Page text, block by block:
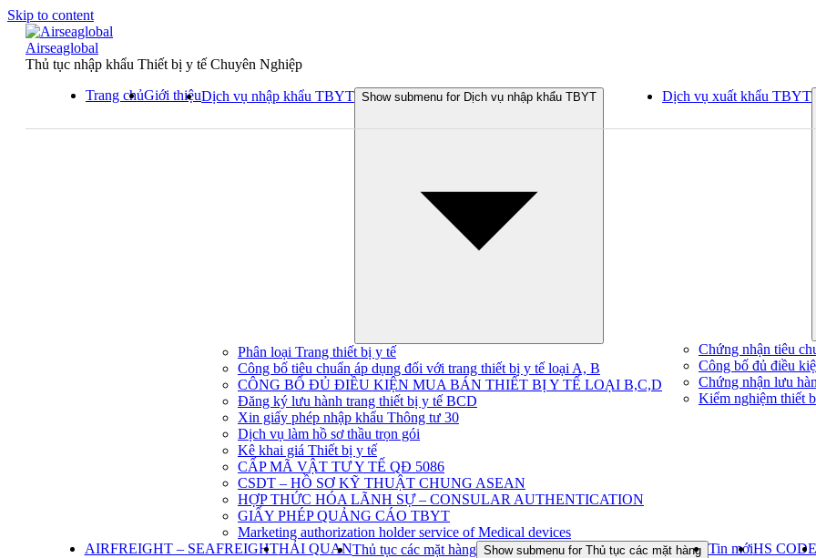
Skip to content
Airseaglobal
Thủ tục nhập khẩu Thiết bị y tế Chuyên Nghiệp
Trang chủGiới thiệuDịch vụ nhập khẩu TBYT Show submenu for Dịch vụ nhập khẩu TBYT
Phân loại Trang thiết bị y tế
Công bố tiêu chuẩn áp dụng đối với trang thiết bị y tế loại A, B
CÔNG BỐ ĐỦ ĐIỀU KIỆN MUA BÁN THIẾT BỊ Y TẾ LOẠI B,C,D
Đăng ký lưu hành trang thiết bị y tế BCD
Xin giấy phép nhập khẩu Thông tư 30
Dịch vụ làm hồ sơ thầu trọn gói
Kê khai giá Thiết bị y tế
CẤP MÃ VẬT TƯ Y TẾ QĐ 5086
CSDT – HỒ SƠ KỸ THUẬT CHUNG ASEAN
HỢP THỨC HÓA LÃNH SỰ – CONSULAR AUTHENTICATION
GIẤY PHÉP QUẢNG CÁO TBYT
Marketing authorization holder service of Medical devices
Dịch vụ xuất khẩu TBYT
Chứng nhận tiêu
Công bố đủ điều
Chứng nhận lưu
Kiểm nghiệm thiết
AIRFREIGHT – SEAFREIGHTHẢI QUANThủ tục các mặt hàng Show submenu for Thủ tục các mặt hàng Tin mớiHS CODE